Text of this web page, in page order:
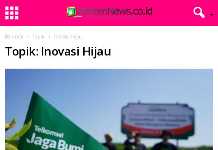
Beranda Topik Inovasi Hijau
Topik: Inovasi Hijau